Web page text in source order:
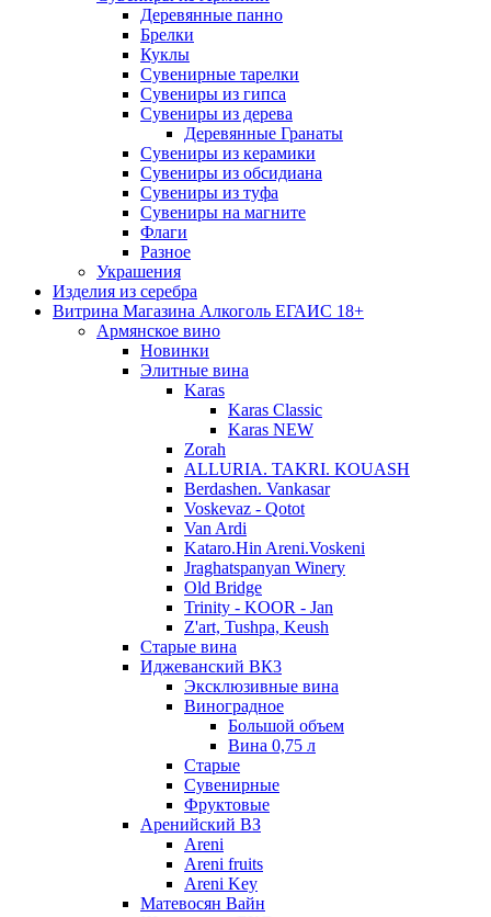
Деревянные панно
Брелки
Куклы
Сувенирные тарелки
Сувениры из гипса
Сувениры из дерева
Деревянные Гранаты
Сувениры из керамики
Сувениры из обсидиана
Сувениры из туфа
Сувениры на магните
Флаги
Разное
Украшения
Изделия из серебра
Витрина Магазина Алкоголь ЕГАИС 18+
Армянское вино
Новинки
Элитные вина
Karas
Karas Classic
Karas NEW
Zorah
ALLURIA. TAKRI. KOUASH
Berdashen. Vankasar
Voskevaz - Qotot
Van Ardi
Kataro.Hin Areni.Voskeni
Jraghatspanyan Winery
Old Bridge
Trinity - KOOR - Jan
Z'art, Tushpa, Keush
Старые вина
Иджеванский ВК3
Эксклюзивные вина
Виноградное
Большой объем
Вина 0,75 л
Старые
Сувенирные
Фруктовые
Аренийский ВЗ
Areni
Areni fruits
Areni Key
Матевосян Вайн